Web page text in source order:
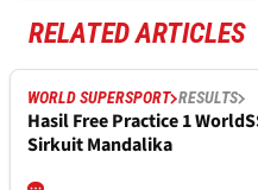
RELATED ARTICLES
WORLD SUPERSPORT RESULTS
Hasil Free Practice 1
Sirkuit Mandalika